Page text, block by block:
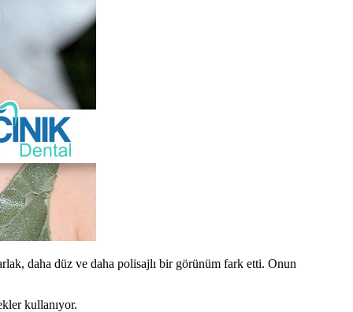
daha düz ve daha polisajlı bir görünüm fark etti. Onun
kullanıyor.